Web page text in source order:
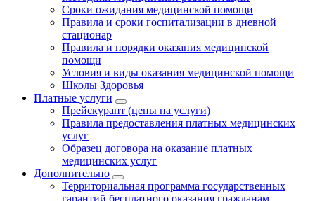
Сроки ожидания медицинской помощи
Правила и сроки госпитализации в дневной
стационар
Правила и порядки оказания медицинской
помощи
Условия и виды оказания медицинской помощи
Школы Здоровья
Платные услуги
Прейскурант (цены на услуги)
Правила предоставления платных медицинских
услуг
Образец договора на оказание платных
медицинских услуг
Дополнительно
Территориальная программа государственных
гарантий бесплатного оказания гражданам